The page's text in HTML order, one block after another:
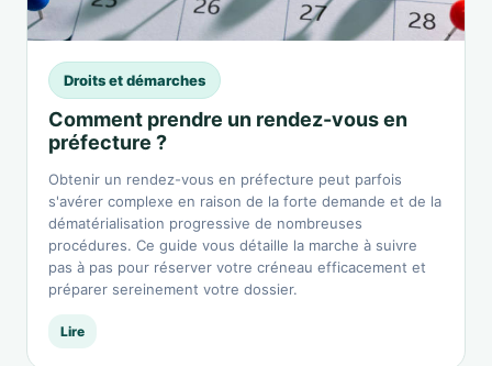
Droits et démarches
Comment prendre un rendez-vous en
préfecture ?
Obtenir un rendez-vous en préfecture peut parfois
s'avérer complexe en raison de la forte demande et de la
dématérialisation progressive de nombreuses
procédures. Ce guide vous détaille la marche à suivre
pas à pas pour réserver votre créneau efficacement et
préparer sereinement votre dossier.
Lire